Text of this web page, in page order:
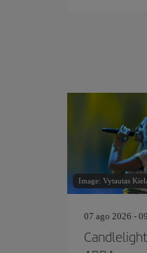
Image: Vytautas
07 ago 2026 -